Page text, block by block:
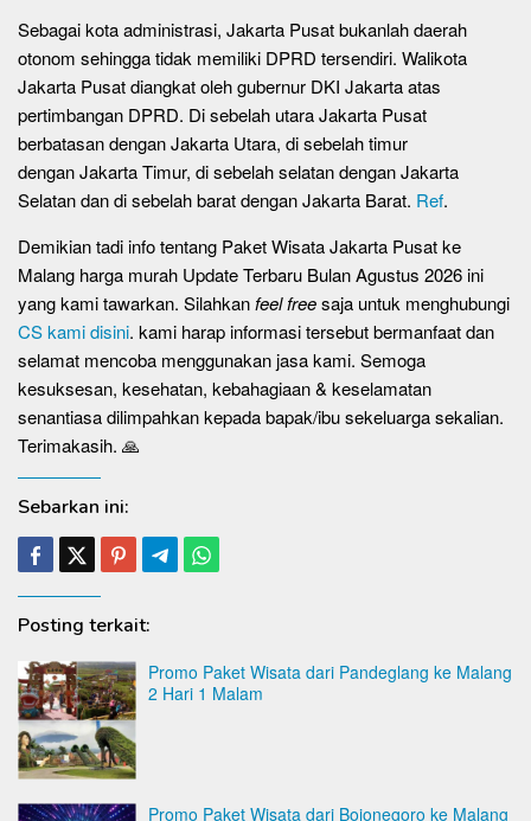
Sebagai kota administrasi, Jakarta Pusat bukanlah daerah
otonom sehingga tidak memiliki DPRD tersendiri. Walikota
Jakarta Pusat diangkat oleh gubernur DKI Jakarta atas
pertimbangan DPRD. Di sebelah utara Jakarta Pusat
berbatasan dengan Jakarta Utara, di sebelah timur
dengan Jakarta Timur, di sebelah selatan dengan Jakarta
Selatan dan di sebelah barat dengan Jakarta Barat. Ref.
Demikian tadi info tentang Paket Wisata Jakarta Pusat ke
Malang harga murah Update Terbaru Bulan Agustus 2026 ini
yang kami tawarkan. Silahkanfeel freesaja untuk menghubungi
CS kami disini. kami harap informasi tersebut bermanfaat dan
selamat mencoba menggunakan jasa kami. Semoga
kesuksesan, kesehatan, kebahagiaan & keselamatan
senantiasa dilimpahkan kepada bapak/ibu sekeluarga sekalian.
Terimakasih. 🙏
Sebarkan ini:
Posting terkait:
Promo Paket Wisata dari Pandeglang ke Malang
2 Hari 1 Malam
Promo Paket Wisata dari Bojonegoro ke Malang